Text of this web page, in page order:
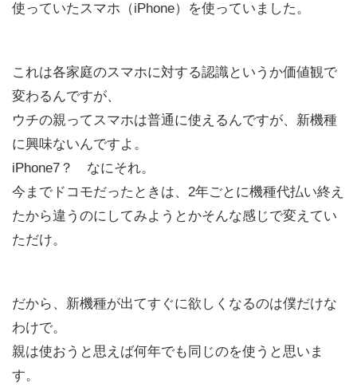
使っていたスマホ（iPhone）を使っていました。
これは各家庭のスマホに対する認識というか価値観で
変わるんですが、
ウチの親ってスマホは普通に使えるんですが、新機種
に興味ないんですよ。
iPhone7？ なにそれ。
今までドコモだったときは、2年ごとに機種代払い終え
たから違うのにしてみようとかそんな感じで変えてい
ただけ。
だから、新機種が出てすぐに欲しくなるのは僕だけな
わけで。
親は使おうと思えば何年でも同じのを使うと思いま
す。